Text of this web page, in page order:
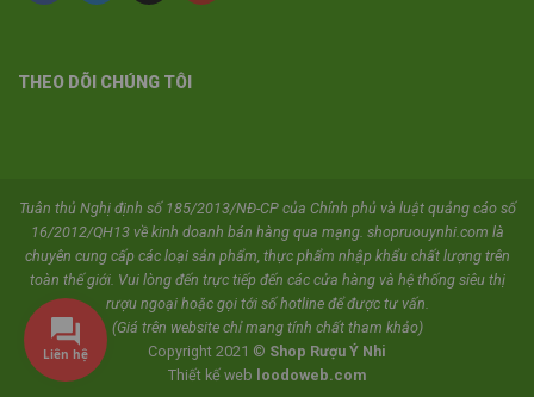
THEO DÕI CHÚNG TÔI
Tuân thủ Nghị định số 185/2013/NĐ-CP của Chính phủ và luật quảng cáo số
16/2012/QH13 về kinh doanh bán hàng qua mạng. shopruouynhi.com là
chuyên cung cấp các loại sản phẩm, thực phẩm nhập khẩu chất lượng trên
toàn thế giới. Vui lòng đến trực tiếp đến các cửa hàng và hệ thống siêu thị
rượu ngoại hoặc gọi tới số hotline để được tư vấn.
(Giá trên website chỉ mang tính chất tham khảo)
Copyright 2021 © Shop Rượu Ý Nhi
Thiết kế web loodoweb.com
Liên hệ